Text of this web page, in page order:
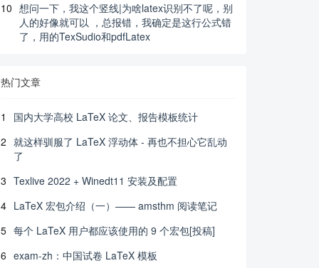
10 想问一下，我这个竖线|为啥latex识别不了呢，别
人的好像就可以 ，总报错，我确定是这行公式错
了，用的TexSudio和pdfLatex
热门文章
1
国内大学高校 LaTeX 论文、报告模板统计
2 就这样驯服了 LaTeX 浮动体 - 再也不担心它乱动
了
3 Texlive 2022 + Winedt11 安装及配置
4 LaTeX 宏包介绍（一）—— amsthm 阅读笔记
5 每个 LaTeX 用户都应该使用的 9 个宏包[投稿]
6 exam-zh：中国试卷 LaTeX 模板